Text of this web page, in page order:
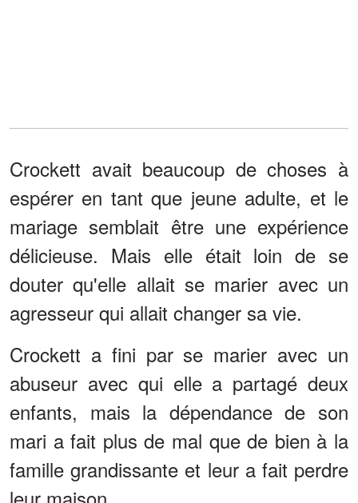
Crockett avait beaucoup de choses à
espérer en tant que jeune adulte, et le
mariage semblait être une expérience
délicieuse. Mais elle était loin de se
douter qu'elle allait se marier avec un
agresseur qui allait changer sa vie.
Crockett a fini par se marier avec un
abuseur avec qui elle a partagé deux
enfants, mais la dépendance de son
mari a fait plus de mal que de bien à la
famille grandissante et leur a fait perdre